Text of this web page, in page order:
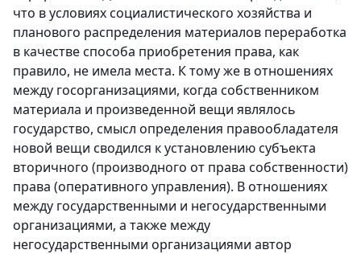
что в условиях социалистического хозяйства и
планового распределения материалов переработка
в качестве способа приобретения права, как
правило, не имела места. К тому же в отношениях
между госорганизациями, когда собственником
материала и произведенной вещи являлось
государство, смысл определения правообладателя
новой вещи сводился к установлению субъекта
вторичного (производного от права собственности)
права (оперативного управления). В отношениях
между государственными и негосударственными
организациями, а также между
негосударственными организациями автор